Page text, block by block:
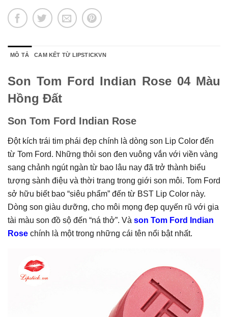
MÔ TẢ CAM KẾT TỪ LIPSTICKVN
Son Tom Ford Indian Rose 04 Màu
Hồng Đất
Son Tom Ford Indian Rose
Đột kích trái tim phái đẹp chính là dòng son Lip Color đến
từ Tom Ford. Những thỏi son đen vuông vắn với viền vàng
sang chảnh ngút ngàn từ bao lâu nay đã trở thành biểu
tượng sành điệu và thời trang trong giới son môi. Tom Ford
sở hữu biết bao “siêu phẩm” đến từ BST Lip Color này.
Dòng son giàu dưỡng, cho môi mọng đẹp quyến rũ với gia
tài màu son đồ sộ đến “ná thở”. Và son Tom Ford Indian
Rose chính là một trong những cái tên nổi bật nhất.